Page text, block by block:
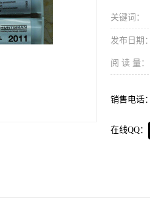
关键词：
发布日期：
阅 读 量：
销售电话：
在线QQ：